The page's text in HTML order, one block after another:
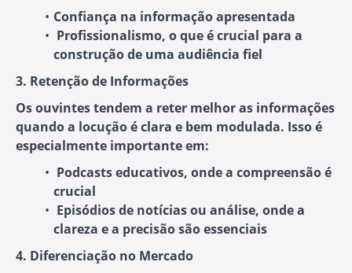
Confiança na informação apresentada
Profissionalismo, o que é crucial para a
construção de uma audiência fiel
3. Retenção de Informações
Os ouvintes tendem a reter melhor as informações
quando a locução é clara e bem modulada. Isso é
especialmente importante em:
Podcasts educativos, onde a compreensão é
crucial
Episódios de notíciasou análise, onde a
clareza e a precisão são essenciais
4. Diferenciação no Mercado